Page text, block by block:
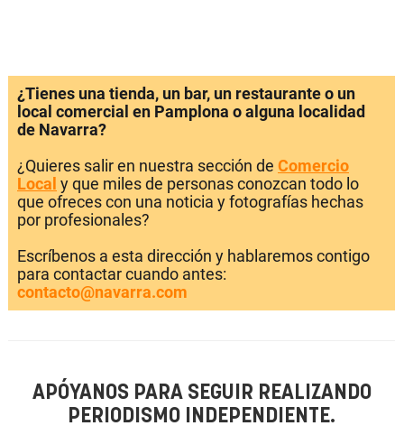
¿Tienes una tienda, un bar, un restaurante o un
local comercial en Pamplona o alguna localidad
de Navarra?
¿Quieres salir en nuestra sección de Comercio
Local y que miles de personas conozcan todo lo
que ofreces con una noticia y fotografías hechas
por profesionales?
Escríbenos a esta dirección y hablaremos contigo
para contactar cuando antes:
contacto@navarra.com
APÓYANOS PARA SEGUIR REALIZANDO
PERIODISMO INDEPENDIENTE.